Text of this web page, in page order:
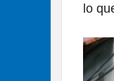
lo